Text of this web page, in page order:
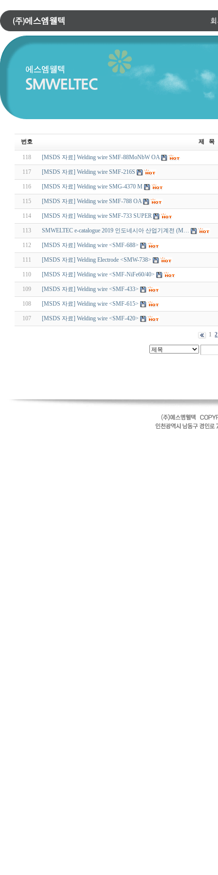
번호 제 목
118 [MSDS 자료] Welding wire SMF-88MoNbW OA
117 [MSDS 자료] Welding wire SMF-216S
116 [MSDS 자료] Welding wire SMG-4370 M
115 [MSDS 자료] Welding wire SMF-788 OA
114 [MSDS 자료] Welding wire SMF-733 SUPER
113 SMWELTEC e-catalogue 2019 인도네시아 산업기계전 (M…
112 [MSDS 자료] Welding wire <SMF-688>
111 [MSDS 자료] Welding Electrode <SMW-738>
110 [MSDS 자료] Welding wire <SMF-NiFe60/40>
109 [MSDS 자료] Welding wire <SMF-433>
108 [MSDS 자료] Welding wire <SMF-615>
107 [MSDS 자료] Welding wire <SMF-420>
1 2